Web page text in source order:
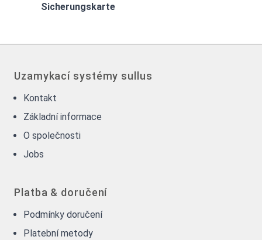
Sicherungskarte
Uzamykací systémy sullus
Kontakt
Základní informace
O společnosti
Jobs
Platba & doručení
Podmínky doručení
Platební metody